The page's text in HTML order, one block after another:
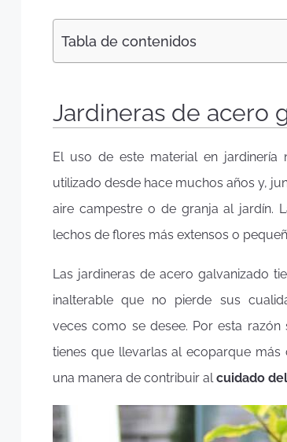
Tabla de contenidos
Jardineras de acero
El uso de este material en jardinería
utilizado desde hace muchos años y,
aire campestre o de granja al jardín.
lechos de flores más extensos o
Las jardineras de acero galvanizado
inalterable que no pierde sus
veces como se desee. Por esta razón
tienes que llevarlas al ecoparque
una manera de contribuir alcuidado